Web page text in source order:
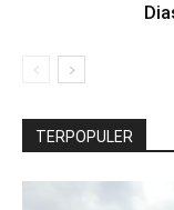
TERPOPULER